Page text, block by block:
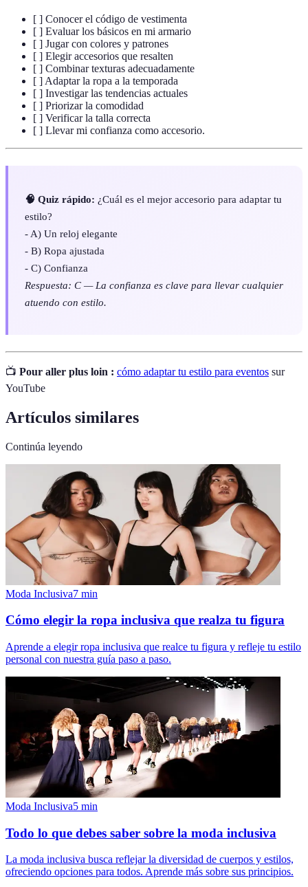
[ ] Conocer el código de vestimenta
[ ] Evaluar los básicos en mi armario
[ ] Jugar con colores y patrones
[ ] Elegir accesorios que resalten
[ ] Combinar texturas adecuadamente
[ ] Adaptar la ropa a la temporada
[ ] Investigar las tendencias actuales
[ ] Priorizar la comodidad
[ ] Verificar la talla correcta
[ ] Llevar mi confianza como accesorio.
🧠 Quiz rápido: ¿Cuál es el mejor accesorio para adaptar tu
estilo?
- A) Un reloj elegante
- B) Ropa ajustada
- C) Confianza
Respuesta: C — La confianza es clave para llevar cualquier
atuendo con estilo.
📺 Pour aller plus loin : cómo adaptar tu estilo para eventos sur
YouTube
Artículos similares
Continúa leyendo
Moda Inclusiva7 min
Cómo elegir la ropa inclusiva que realza tu figura
Aprende a elegir ropa inclusiva que realce tu figura y refleje tu estilo
personal con nuestra guía paso a paso.
Moda Inclusiva5 min
Todo lo que debes saber sobre la moda inclusiva
La moda inclusiva busca reflejar la diversidad de cuerpos y estilos,
ofreciendo opciones para todos. Aprende más sobre sus principios.